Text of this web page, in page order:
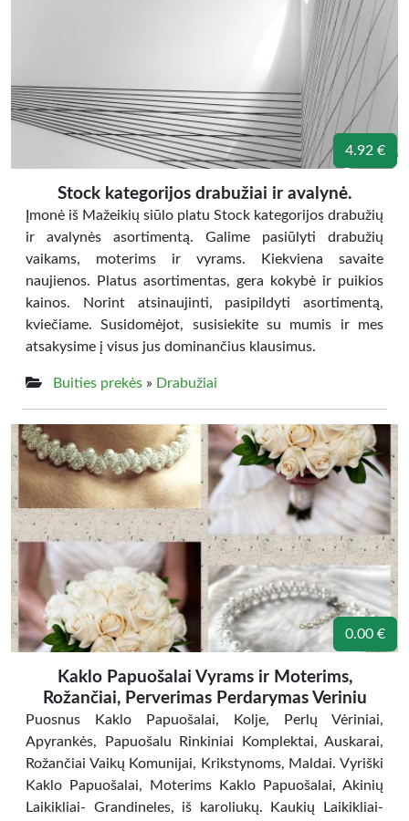
4.92 €
Stock kategorijos drabužiai ir avalynė.
Įmonė iš Mažeikių siūlo platu Stock kategorijos drabužių
ir avalynės asortimentą. Galime pasiūlyti drabužių
vaikams, moterims ir vyrams. Kiekviena savaite
naujienos. Platus asortimentas, gera kokybė ir puikios
kainos. Norint atsinaujinti, pasipildyti asortimentą,
kviečiame. Susidomėjot, susisiekite su mumis ir mes
atsakysime į visus jus dominančius klausimus.
Buities prekės » Drabužiai
0.00 €
Kaklo Papuošalai Vyrams ir Moterims,
Rožančiai, Perverimas Perdarymas Veriniu
Puosnus Kaklo Papuošalai, Kolje, Perlų Vėriniai,
Apyrankės, Papuošalu Rinkiniai Komplektai, Auskarai,
Rožančiai Vaikų Komunijai, Krikstynoms, Maldai. Vyriški
Kaklo Papuošalai, Moterims Kaklo Papuošalai, Akinių
Laikikliai- Grandineles, iš karoliukų. Kaukių Laikikliai-